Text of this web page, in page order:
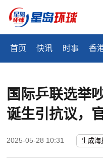
首页 快讯 时事 香
国际乒联选举
诞生引抗议，
2025-05-28 10:31 生成海